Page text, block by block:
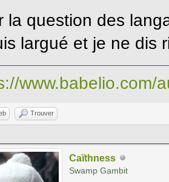
la question des
largué et je ne dis
www.babelio.com/
Trouver
Caïthness
Swamp Gambit